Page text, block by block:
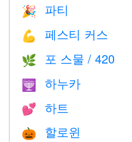
🎉 파티
💪 페스티 커스
🌿 포 스물 / 420
🕎 하누카
💕 하트
🎃 할로윈